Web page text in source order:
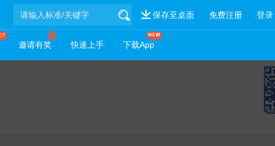
免费注册 登录
保存至桌面
邀请有奖 快速上手 下载App